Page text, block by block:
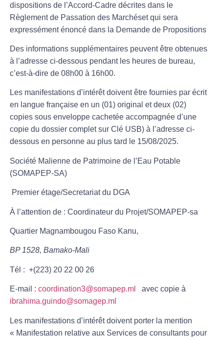
dispositions de l’Accord-Cadre décrites dans le
Règlement de Passation des Marchéset qui sera
expressément énoncé dans la Demande de Propositions
Des informations supplémentaires peuvent être obtenues
à l’adresse ci-dessous pendant les heures de bureau,
c’est-à-dire de 08h00 à 16h00.
Les manifestations d’intérêt doivent être fournies par écrit
en langue française en un (01) original et deux (02)
copies sous enveloppe cachetée accompagnée d’une
copie du dossier complet sur Clé USB) à l’adresse ci-
dessous en personne au plus tard le 15/08/2025.
Société Malienne de Patrimoine de l’Eau Potable
(SOMAPEP-SA)
Premier étage/Secretariat du DGA
À l’attention de : Coordinateur du Projet/SOMAPEP-sa
Quartier Magnambougou Faso Kanu,
BP 1528, Bamako-Mali
Tél : +(223) 20 22 00 26
E-mail : coordination3@somapep.ml
avec copie à
ibrahima.guindo@somagep.ml
Les manifestations d’intérêt doivent porter la mention
« Manifestation relative aux Services de consultants pour